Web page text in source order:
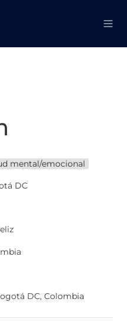
mental/emocional
DC
DC, Colombia